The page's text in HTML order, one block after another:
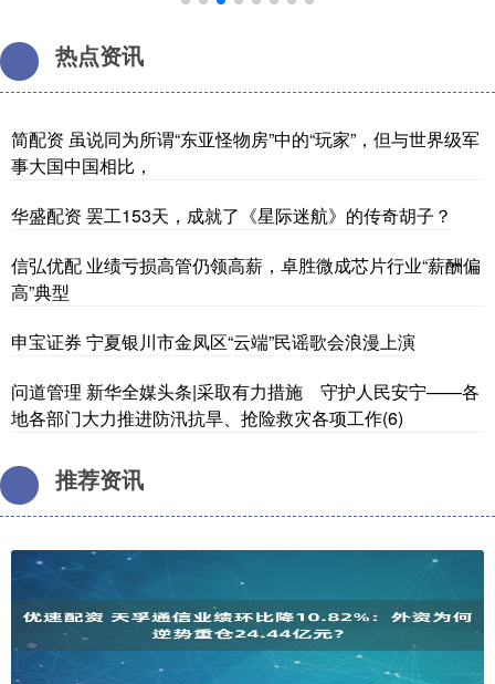
热点资讯
简配资 虽说同为所谓“东亚怪物房”中的“玩家”，但与世界级军
事大国中国相比，
华盛配资 罢工153天，成就了《星际迷航》的传奇胡子？
信弘优配 业绩亏损高管仍领高薪，卓胜微成芯片行业“薪酬偏
高”典型
申宝证券 宁夏银川市金凤区“云端”民谣歌会浪漫上演
问道管理 新华全媒头条|采取有力措施 守护人民安宁——各
地各部门大力推进防汛抗旱、抢险救灾各项工作(6)
推荐资讯